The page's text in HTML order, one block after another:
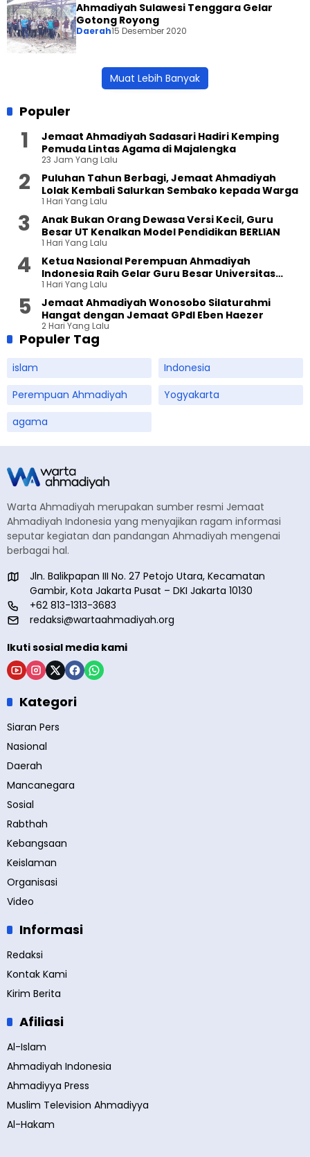
Ahmadiyah Sulawesi Tenggara Gelar
Gotong Royong
Daerah15 Desember 2020
Muat Lebih Banyak
Populer
Jemaat Ahmadiyah Sadasari Hadiri Kemping
Pemuda Lintas Agama di Majalengka
23 Jam Yang Lalu
Puluhan Tahun Berbagi, Jemaat Ahmadiyah
Lolak Kembali Salurkan Sembako kepada Warga
1 Hari Yang Lalu
Anak Bukan Orang Dewasa Versi Kecil, Guru
Besar UT Kenalkan Model Pendidikan BERLIAN
1 Hari Yang Lalu
Ketua Nasional Perempuan Ahmadiyah
Indonesia Raih Gelar Guru Besar Universitas
Terbuka
1 Hari Yang Lalu
Jemaat Ahmadiyah Wonosobo Silaturahmi
Hangat dengan Jemaat GPdI Eben Haezer
2 Hari Yang Lalu
Populer Tag
islam
Indonesia
Perempuan Ahmadiyah
Yogyakarta
agama
Warta Ahmadiyah merupakan sumber resmi Jemaat
Ahmadiyah Indonesia yang menyajikan ragam informasi
seputar kegiatan dan pandangan Ahmadiyah mengenai
berbagai hal.
Jln. Balikpapan III No. 27 Petojo Utara, Kecamatan
Gambir, Kota Jakarta Pusat – DKI Jakarta 10130
+62 813-1313-3683
redaksi@wartaahmadiyah.org
Ikuti sosial media kami
Kategori
Siaran Pers
Nasional
Daerah
Mancanegara
Sosial
Rabthah
Kebangsaan
Keislaman
Organisasi
Video
Informasi
Redaksi
Kontak Kami
Kirim Berita
Afiliasi
Al-Islam
Ahmadiyah Indonesia
Ahmadiyya Press
Muslim Television Ahmadiyya
Al-Hakam